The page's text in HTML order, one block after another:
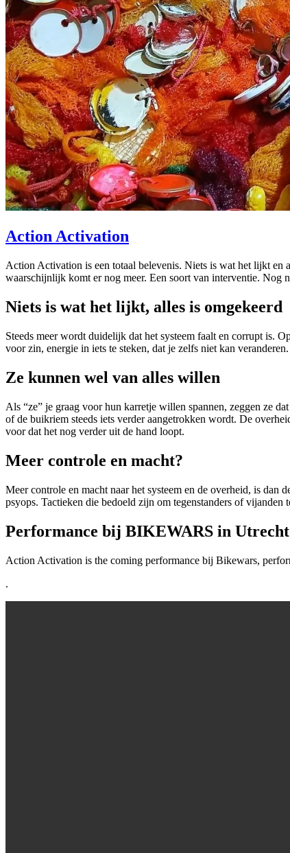
Action Activation
Action Activation is een totaal belevenis. Niets is wat het lijkt en
waarschijnlijk komt er nog meer. Een soort van interventie. Nog
Niets is wat het lijkt, alles is omgekeerd
Steeds meer wordt duidelijk dat het systeem faalt en corrupt is.
voor zin, energie in iets te steken, dat je zelfs niet kan veranderen.
Ze kunnen wel van alles willen
Als “ze” je graag voor hun karretje willen spannen, zeggen ze
of de buikriem steeds iets verder aangetrokken wordt. De
voor dat het nog verder uit de hand loopt.
Meer controle en macht?
Meer controle en macht naar het systeem en de overheid, is
psyops. Tactieken die bedoeld zijn om tegenstanders of
Performance bij BIKEWARS in
Action Activation is the coming performance bij Bikewars,
.